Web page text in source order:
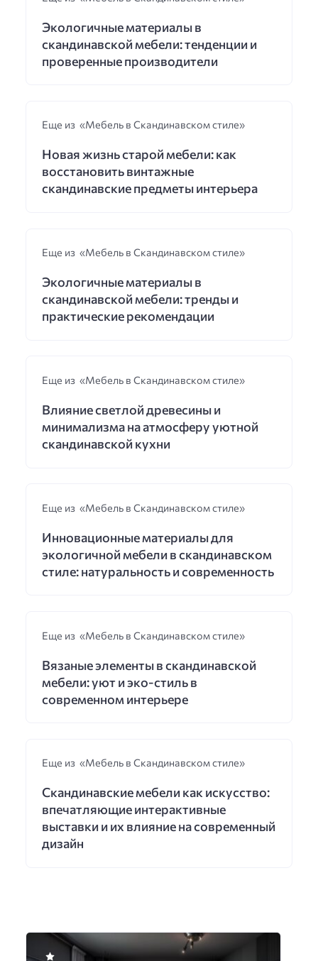
Экологичные материалы в
скандинавской мебели: тенденции и
проверенные производители
Еще из «Мебель в Скандинавском стиле»
Новая жизнь старой мебели: как
восстановить винтажные
скандинавские предметы интерьера
Еще из «Мебель в Скандинавском стиле»
Экологичные материалы в
скандинавской мебели: тренды и
практические рекомендации
Еще из «Мебель в Скандинавском стиле»
Влияние светлой древесины и
минимализма на атмосферу уютной
скандинавской кухни
Еще из «Мебель в Скандинавском стиле»
Инновационные материалы для
экологичной мебели в скандинавском
стиле: натуральность и современность
Еще из «Мебель в Скандинавском стиле»
Вязаные элементы в скандинавской
мебели: уют и эко-стиль в
современном интерьере
Еще из «Мебель в Скандинавском стиле»
Скандинавские мебели как искусство:
впечатляющие интерактивные
выставки и их влияние на современный
дизайн